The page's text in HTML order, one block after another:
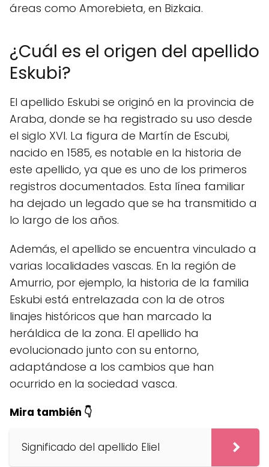
áreas como Amorebieta, en Bizkaia.
¿Cuál es el origen del apellido
Eskubi?
El apellido Eskubi se originó en la provincia de
Araba, donde se ha registrado su uso desde
el siglo XVI. La figura de Martín de Escubi,
nacido en 1585, es notable en la historia de
este apellido, ya que es uno de los primeros
registros documentados. Esta línea familiar
ha dejado un legado que se ha transmitido a
lo largo de los años.
Además, el apellido se encuentra vinculado a
varias localidades vascas. En la región de
Amurrio, por ejemplo, la historia de la familia
Eskubi está entrelazada con la de otros
linajes históricos que han marcado la
heráldica de la zona. El apellido ha
evolucionado junto con su entorno,
adaptándose a los cambios que han
ocurrido en la sociedad vasca.
Mira también 👇
Significado del apellido Eliel